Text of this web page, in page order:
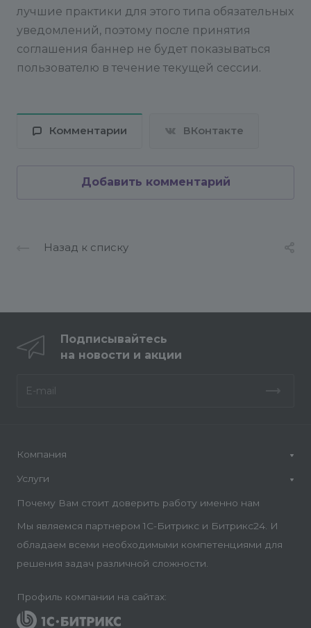
лучшие практики для этого типа обязательных
уведомлений, поэтому после принятия
соглашения баннер не будет показываться
пользователю в течение текущей сессии.
Комментарии ВКонтакте
Добавить комментарий
Назад к списку
Подписывайтесь
на новости и акции
Компания
Услуги
Почему Вам стоит доверить работу именно нам
Мы являемся партнером 1С-Битрикс и Битрикс24. И
обладаем всеми необходимыми компетенциями для
решения задач различной сложности.
Профиль компании на сайтах: